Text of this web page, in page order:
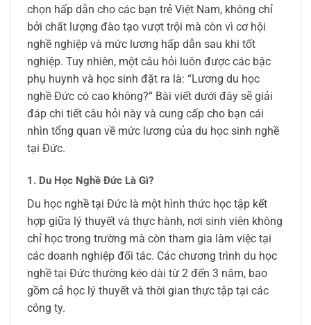
chọn hấp dẫn cho các bạn trẻ Việt Nam, không chỉ
bởi chất lượng đào tạo vượt trội mà còn vì cơ hội
nghề nghiệp và mức lương hấp dẫn sau khi tốt
nghiệp. Tuy nhiên, một câu hỏi luôn được các bậc
phụ huynh và học sinh đặt ra là: “Lương du học
nghề Đức có cao không?” Bài viết dưới đây sẽ giải
đáp chi tiết câu hỏi này và cung cấp cho bạn cái
nhìn tổng quan về mức lương của du học sinh nghề
tại Đức.
1. Du Học Nghề Đức Là Gì?
Du học nghề tại Đức là một hình thức học tập kết
hợp giữa lý thuyết và thực hành, nơi sinh viên không
chỉ học trong trường mà còn tham gia làm việc tại
các doanh nghiệp đối tác. Các chương trình du học
nghề tại Đức thường kéo dài từ 2 đến 3 năm, bao
gồm cả học lý thuyết và thời gian thực tập tại các
công ty.